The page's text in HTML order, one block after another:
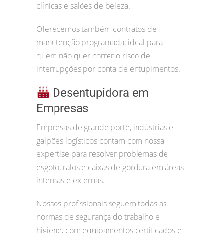
clínicas e salões de beleza.
Oferecemos também contratos de
manutenção programada, ideal para
quem não quer correr o risco de
interrupções por conta de entupimentos.
Desentupidora em
Empresas
Empresas de grande porte, indústrias e
galpões logísticos contam com nossa
expertise para resolver problemas de
esgoto, ralos e caixas de gordura em áreas
internas e externas.
Nossos profissionais seguem todas as
normas de segurança do trabalho e
higiene, com equipamentos certificados e